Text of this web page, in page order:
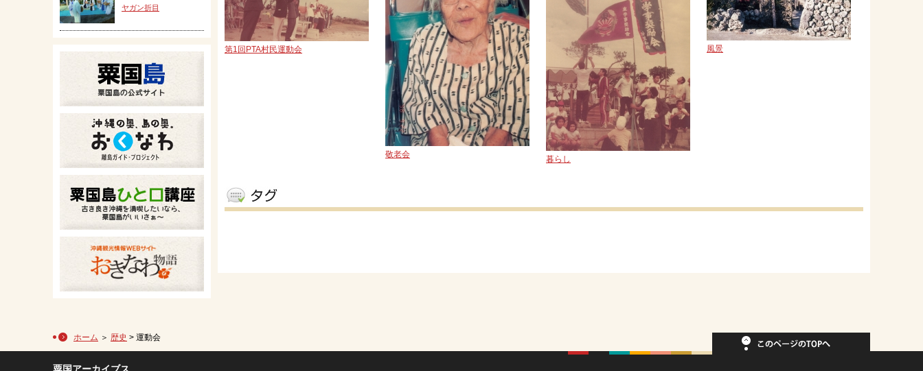
第1回PTA村民運動会
敬老会 暮らし
風景
ヤガン折目
ホーム ＞ 歴史 > 運動会